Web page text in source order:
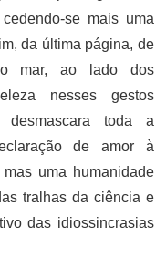
se mais uma
da última página, de
mar, ao lado dos
nesses gestos
toda a
de amor à
uma humanidade
tralhas da ciência e
das idiossincrasias